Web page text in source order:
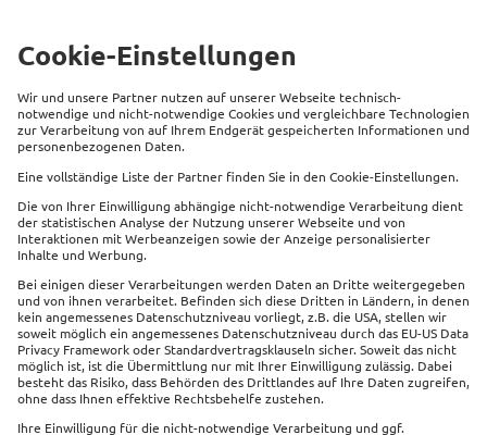
mehr
Beliebte Produkte
Service
Kontakt
Links
Impressum Datenschutz
Sitemap
Cookie Einstellungen
Barrierefreiheit
Vertrag widerrufen